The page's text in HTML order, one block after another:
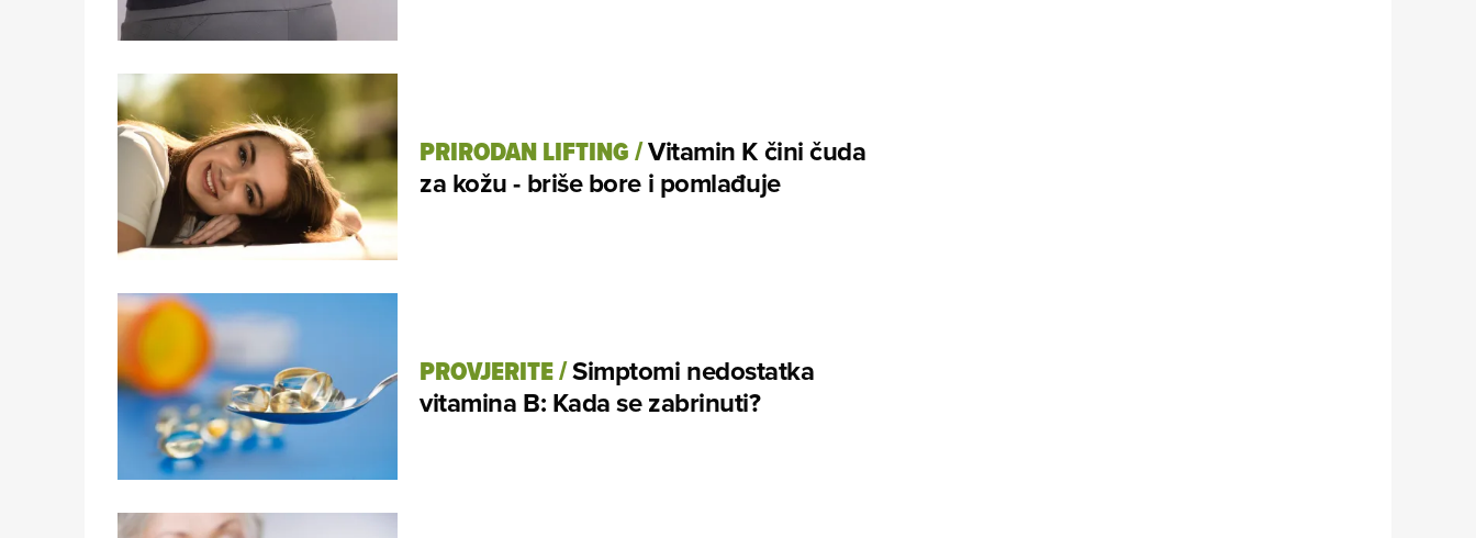
PRIRODAN LIFTING/Vitamin K čini čuda
za kožu - briše bore i pomlađuje
PROVJERITE/Simptomi nedostatka
vitamina B: Kada se zabrinuti?